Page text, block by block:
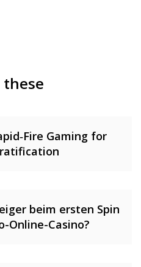
these
Gaming for
beim ersten Spin
Online-Casino?